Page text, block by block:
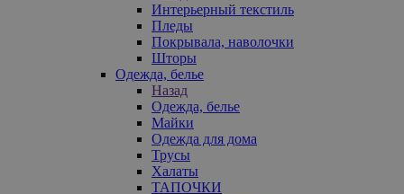
Интерьерный текстиль
Пледы
Покрывала, наволочки
Шторы
Одежда, белье
Назад
Одежда, белье
Майки
Одежда для дома
Трусы
Халаты
ТАПОЧКИ